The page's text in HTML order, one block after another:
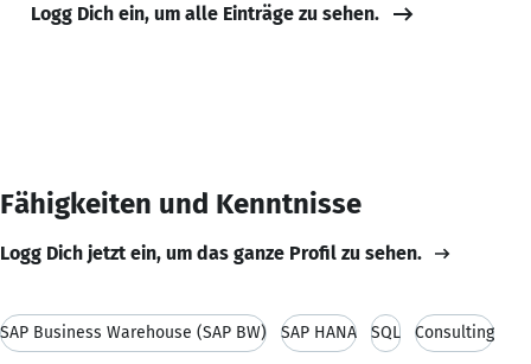
Logg Dich ein, um alle Einträge zu sehen.
Fähigkeiten und Kenntnisse
Logg Dich jetzt ein, um das ganze Profil zu sehen.
SAP Business Warehouse (SAP BW) SAP HANA SQL Consulting